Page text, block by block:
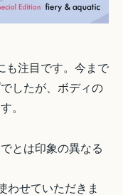
も注目です。今まで
したが、ボディの
。
とは印象の異なる
わせていただきま